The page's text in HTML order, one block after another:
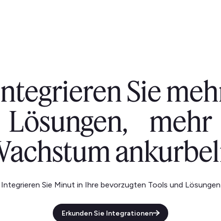
Sie
Lösungen, mehr
Integrieren Sie Minut in Ihre bevorzugten Tools und Lösungen
Erkunden Sie Integrationen